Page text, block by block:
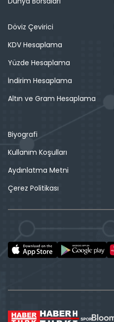
Döviz Çevirici
KDV Hesaplama
Yüzde Hesaplama
İndirim Hesaplama
Altın ve Gram Hesaplama
Biyografi
Kullanım Koşulları
Aydınlatma Metni
Çerez Politikası